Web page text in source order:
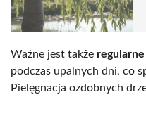
Ważne jest także
podczas upalnych dni, co
Pielęgnacja ozdobnych